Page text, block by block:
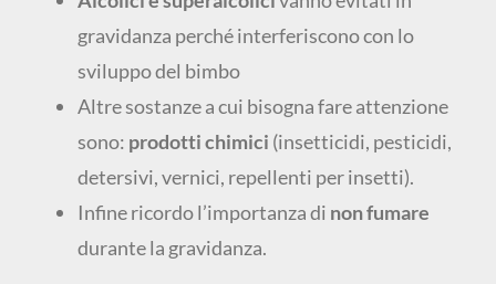
gravidanza perché interferiscono con lo
sviluppo del bimbo
Altre sostanze a cui bisogna fare attenzione
sono: prodotti chimici (insetticidi, pesticidi,
detersivi, vernici, repellenti per insetti).
Infine ricordo l’importanza di non fumare
durante la gravidanza.